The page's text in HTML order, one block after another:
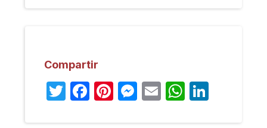
Compartir
Twitter
Facebook
Pinterest
Messenger
Email